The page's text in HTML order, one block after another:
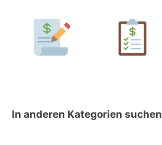
In anderen Kategorien suchen